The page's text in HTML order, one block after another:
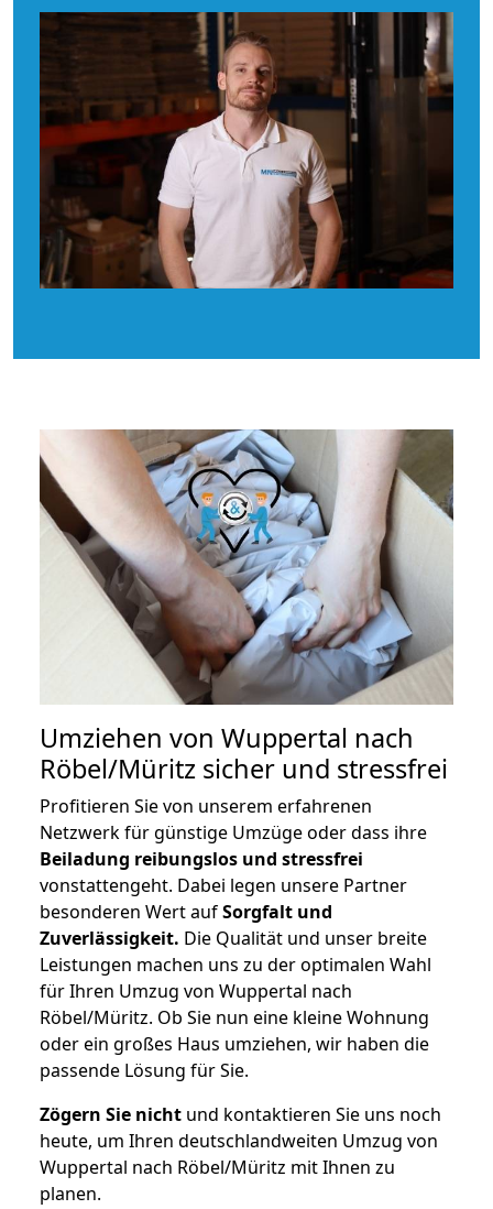
Umziehen von Wuppertal nach
Röbel/Müritz sicher und stressfrei
Profitieren Sie von unserem erfahrenen
Netzwerk für günstige Umzüge oder dass ihre
Beiladung reibungslos und stressfrei
vonstattengeht. Dabei legen unsere Partner
besonderen Wert aufSorgfalt und
Zuverlässigkeit. Die Qualität und unser breite
Leistungen machen uns zu der optimalen Wahl
für Ihren Umzug von Wuppertal nach
Röbel/Müritz. Ob Sie nun eine kleine Wohnung
oder ein großes Haus umziehen, wir haben die
passende Lösung für Sie.
Zögern Sie nicht und kontaktieren Sie uns noch
heute, um Ihren deutschlandweiten Umzug von
Wuppertal nach Röbel/Müritz mit Ihnen zu
planen.